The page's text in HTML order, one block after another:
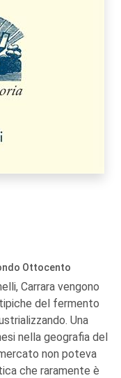
Ottocento
Carrara vengono
del fermento
Una
nella geografia del
non poteva
che raramente è